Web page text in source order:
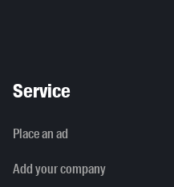
Service
Place an ad
Add your company